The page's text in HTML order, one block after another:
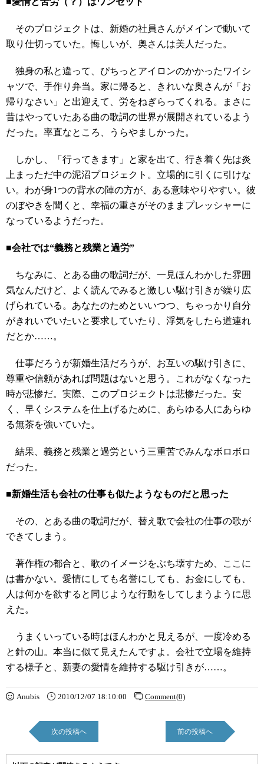
そのプロジェクトは、新婚の社員さんがメインで動いて
取り仕切っていた。悔しいが、奥さんは美人だった。
独身の私と違って、ぴちっとアイロンのかかったワイシ
ャツで、手作り弁当。家に帰ると、きれいな奥さんが「お
帰りなさい」と出迎えて、労をねぎらってくれる。まさに
昔はやっていたある曲の歌詞の世界が展開されているよう
だった。率直なところ、うらやましかった。
しかし、「行ってきます」と家を出て、行き着く先は炎
上まっただ中の泥沼プロジェクト。立場的に引くに引けな
い。わが身1つの背水の陣の方が、ある意味やりやすい。彼
のぼやきを聞くと、幸福の重さがそのままプレッシャーに
なっているようだった。
■会社では“義務と残業と過労”
ちなみに、とある曲の歌詞だが、一見ほんわかした雰囲
気なんだけど、よく読んでみると激しい駆け引きが繰り広
げられている。あなたのためといいつつ、ちゃっかり自分
がきれいでいたいと要求していたり、浮気をしたら道連れ
だとか……。
仕事だろうが新婚生活だろうが、お互いの駆け引きに、
尊重や信頼があれば問題はないと思う。これがなくなった
時が悲惨だ。実際、このプロジェクトは悲惨だった。安
く、早くシステムを仕上げるために、あらゆる人にあらゆ
る無茶を強いていた。
結果、義務と残業と過労という三重苦でみんなボロボロ
だった。
■新婚生活も会社の仕事も似たようなものだと思った
その、とある曲の歌詞だが、替え歌で会社の仕事の歌が
できてしまう。
著作権の都合と、歌のイメージをぶち壊すため、ここに
は書かない。愛情にしても名誉にしても、お金にしても、
人は何かを欲すると同じような行動をしてしまうように思
えた。
うまくいっている時はほんわかと見えるが、一度冷める
と針の山。本当に似て見えたんですよ。会社で立場を維持
する様子と、新妻の愛情を維持する駆け引きが……。
Anubis 2010/12/07 18:10:00 Comment(0)
次の投稿へ 前の投稿へ